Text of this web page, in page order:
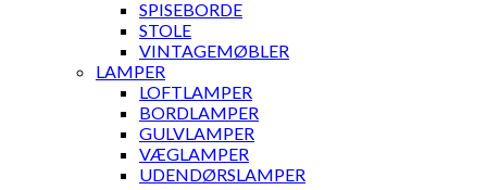
SPISEBORDE
STOLE
VINTAGEMØBLER
LAMPER
LOFTLAMPER
BORDLAMPER
GULVLAMPER
VÆGLAMPER
UDENDØRSLAMPER